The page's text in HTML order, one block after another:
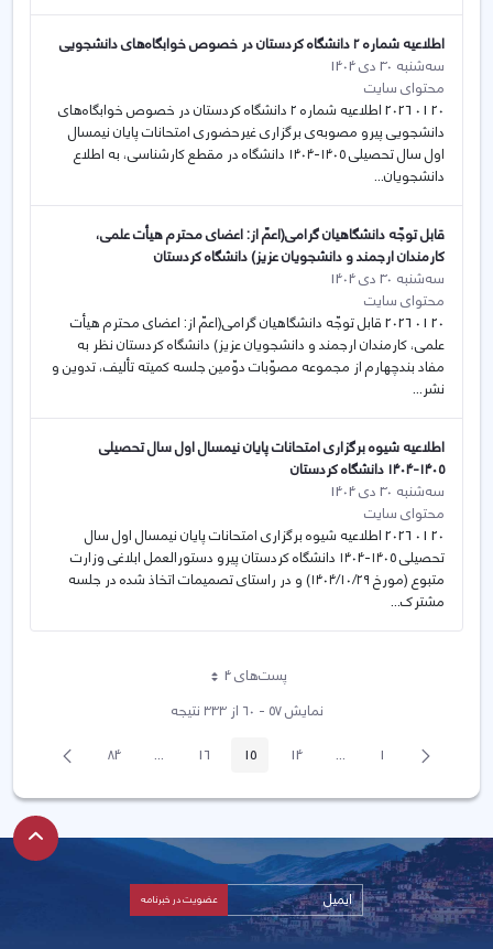
اطلاعیه شماره ۲ دانشگاه کردستان در خصوص خوابگاه‌های دانشجویی
سه‌شنبه 30 دی 1404
محتوای سایت
20 01 2026 اطلاعیه شماره ۲ دانشگاه کردستان در خصوص خوابگاه‌های
دانشجویی پیرو مصوبه‌ی برگزاری غیرحضوری امتحانات پایان نیمسال
اول سال تحصیلی ۱۴۰۵-۱۴۰۴ دانشگاه در مقطع کارشناسی، به اطلاع
دانشجویان...
قابل توجّه دانشگاهیان گرامی(اعمّ از: اعضای محترم هیأت علمی،
کارمندان ارجمند و دانشجویان عزیز) دانشگاه کردستان
سه‌شنبه 30 دی 1404
محتوای سایت
20 01 2026 قابل توجّه دانشگاهیان گرامی(اعمّ از: اعضای محترم هیأت
علمی، کارمندان ارجمند و دانشجویان عزیز) دانشگاه کردستان نظر به
مفاد بندچهارم از مجموعه مصوّبات دوّمین جلسه کمیته تألیف، تدوین و
نشر...
اطلاعیه شیوه برگزاری امتحانات پایان نیمسال اول سال تحصیلی
۱۴۰۵-۱۴۰4 دانشگاه کردستان
سه‌شنبه 30 دی 1404
محتوای سایت
20 01 2026 اطلاعیه شیوه برگزاری امتحانات پایان نیمسال اول سال
تحصیلی ۱۴۰۵-۱۴۰4 دانشگاه کردستان پیرو دستورالعمل ابلاغی وزارت
متبوع (مورخ ١٤٠٤/۱۰/٢٩) و در راستای تصمیمات اتخاذ شده در جلسه
مشترک...
پست‌‌های 4هر صفحه
نمایش ۵۷ - ۶۰ از ۳۳۳ نتیجه
پیغام
قبلی صفحه1
...
Intermediate Pages
صفحه14 صفحه15 صفحه16
...
Intermediate Pages
صفحه84 صفحه
بعد